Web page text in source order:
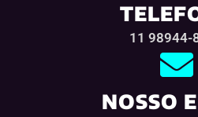
11 98944-
NOSSO